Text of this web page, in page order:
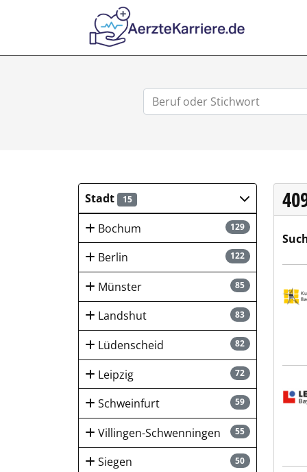
Stadt 15
129
Bochum
122
Berlin
85
Münster
83
Landshut
82
Lüdenscheid
72
Leipzig
59
Schweinfurt
55
Villingen-Schwenningen
50
Siegen